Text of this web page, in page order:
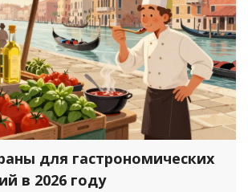
для гастрономических
в 2026 году